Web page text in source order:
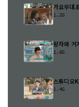
가요무
1.2G
왕자와
1.6G
스튜디
1.4G